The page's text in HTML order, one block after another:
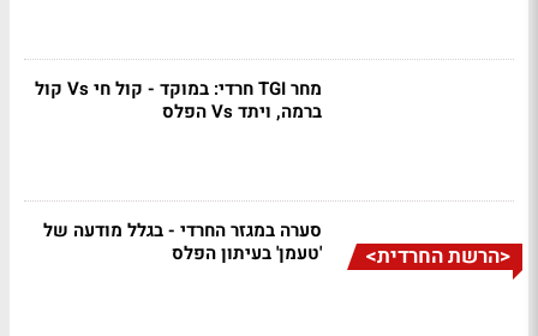
מחר TGI חרדי: במוקד - קול חי Vs קול
ברמה, ויתד Vs הפלס
<הרשת החרדית>
סערה במגזר החרדי - בגלל מודעה של
'טעמן' בעיתון הפלס